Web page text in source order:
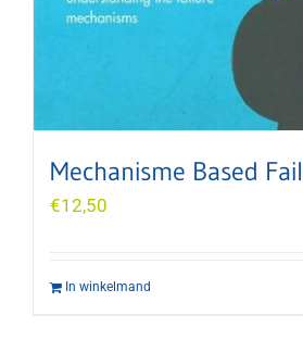
Mechanisme Based
€12,50
In winkelmand